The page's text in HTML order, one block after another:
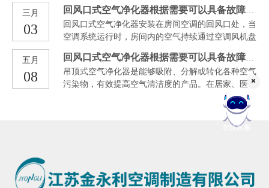
净化消毒装置由金属过滤网。
三月
03
回风口式空气净化器根据需要可以具备故障报警信号输出
回风口式空气净化器安装在房间空调的回风口处，当
空调系统运行时，房间内的空气持续通过空调风机盘
内空气的有毒有害物质进行分解和清除。
五月
08
回风口式空气净化器根据需要可以具备故障报警信号输出
吊顶式空气净化器是能够吸附、分解或转化各种空气
污染物，有效提高空气清洁度的产品。在居家、医
疗、工业领域均有应用，居家领域又分为系统式的新
风系统（又分有热交换和无热交换两个子分类）和单
在线客服